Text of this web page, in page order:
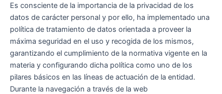
Es consciente de la importancia de la privacidad de los
datos de carácter personal y por ello, ha implementado una
política de tratamiento de datos orientada a proveer la
máxima seguridad en el uso y recogida de los mismos,
garantizando el cumplimiento de la normativa vigente en la
materia y configurando dicha política como uno de los
pilares básicos en las líneas de actuación de la entidad.
Durante la navegación a través de la web